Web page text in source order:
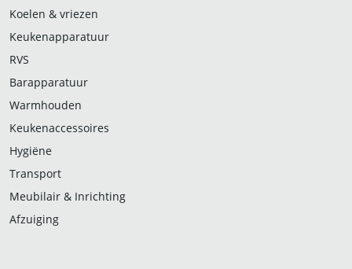
Koelen & vriezen
Keukenapparatuur
RVS
Barapparatuur
Warmhouden
Keukenaccessoires
Hygiëne
Transport
Meubilair & Inrichting
Afzuiging